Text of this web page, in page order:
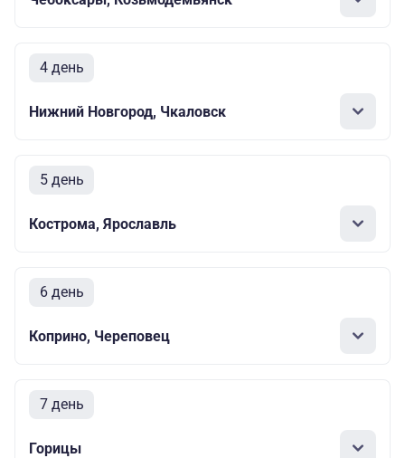
4 день
Нижний Новгород, Чкаловск
5 день
Кострома, Ярославль
6 день
Коприно, Череповец
7 день
Горицы